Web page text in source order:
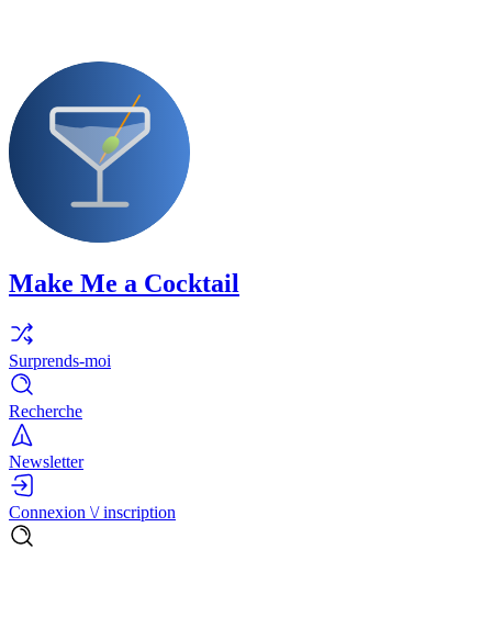
Make Me a Cocktail
Surprends-moi
Recherche
Newsletter
Connexion \/ inscription